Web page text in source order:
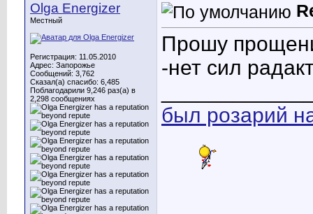
Olga Energizer
Местный
Регистрация: 11.05.2010
Адрес: Запорожье
Сообщений: 3,762
Сказал(а) спасибо: 6,485
Поблагодарили 9,246 раз(а) в
2,298 сообщениях
Прошу
-нет сил
был розарий